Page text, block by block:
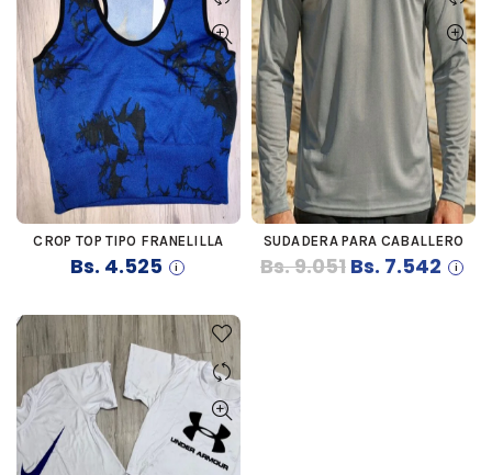
COMPRAR
CROP TOP TIPO FRANELILLA
Bs. 4.525
COMPRAR
SUDADERA PARA CABALLERO
Bs.9.051 El
Bs. 7.542 El